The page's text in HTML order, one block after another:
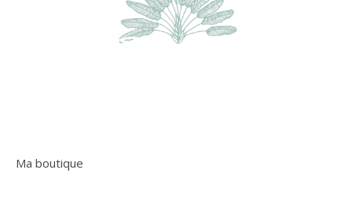
Ma boutique